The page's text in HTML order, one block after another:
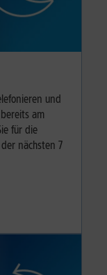
und
am
für die
nächsten 7